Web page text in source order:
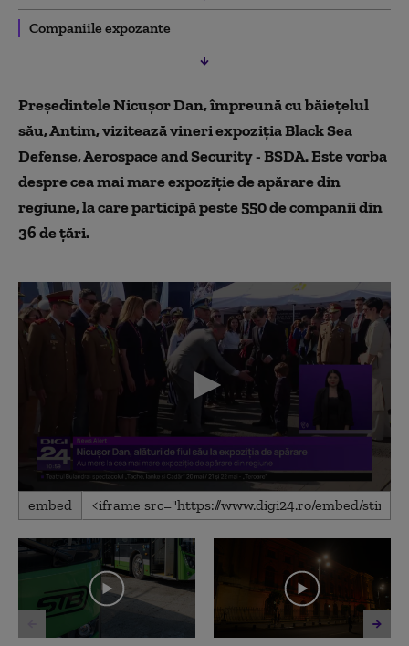
Companiile expozante
Președintele Nicușor Dan, împreună cu băiețelul
său, Antim, vizitează vineri expoziţia Black Sea
Defense, Aerospace and Security - BSDA. Este vorba
despre cea mai mare expoziție de apărare din
regiune, la care participă peste 550 de companii din
36 de țări.
0
seconds
1
minute,
26
seconds
embed